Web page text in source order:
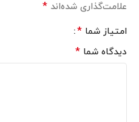
علامت‌گذاری شده‌اند *
امتیاز شما *
دیدگاه شما *